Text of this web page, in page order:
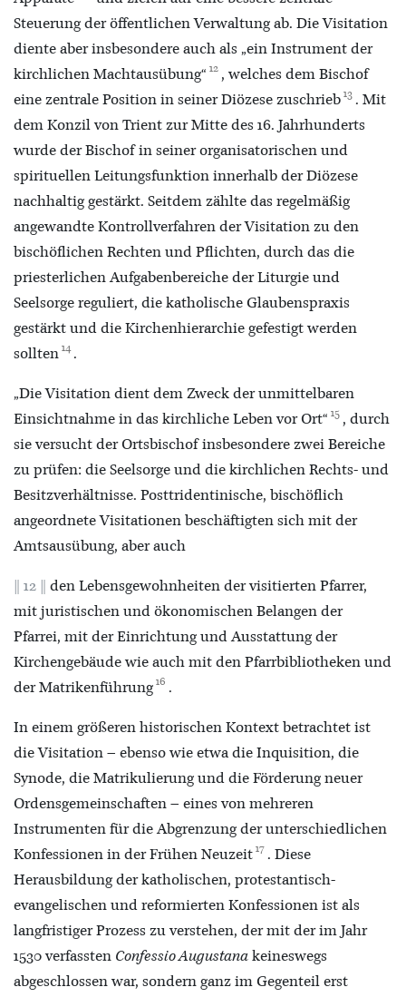
Steuerung der öffentlichen Verwaltung ab. Die Visitation
diente aber insbesondere auch als „ein Instrument der
kirchlichen Machtausübung“ 12 , welches dem Bischof
eine zentrale Position in seiner Diözese zuschrieb 13 . Mit
dem Konzil von Trient zur Mitte des 16. Jahrhunderts
wurde der Bischof in seiner organisatorischen und
spirituellen Leitungsfunktion innerhalb der Diözese
nachhaltig gestärkt. Seitdem zählte das regelmäßig
angewandte Kontrollverfahren der Visitation zu den
bischöflichen Rechten und Pflichten, durch das die
priesterlichen Aufgabenbereiche der Liturgie und
Seelsorge reguliert, die katholische Glaubenspraxis
gestärkt und die Kirchenhierarchie gefestigt werden
sollten 14 .
„Die Visitation dient dem Zweck der unmittelbaren
Einsichtnahme in das kirchliche Leben vor Ort“ 15 , durch
sie versucht der Ortsbischof insbesondere zwei Bereiche
zu prüfen: die Seelsorge und die kirchlichen Rechts- und
Besitzverhältnisse. Posttridentinische, bischöflich
angeordnete Visitationen beschäftigten sich mit der
Amtsausübung, aber auch
12
den Lebensgewohnheiten der visitierten Pfarrer,
mit juristischen und ökonomischen Belangen der
Pfarrei, mit der Einrichtung und Ausstattung der
Kirchengebäude wie auch mit den Pfarrbibliotheken und
der Matrikenführung 16 .
In einem größeren historischen Kontext betrachtet ist
die Visitation – ebenso wie etwa die Inquisition, die
Synode, die Matrikulierung und die Förderung neuer
Ordensgemeinschaften – eines von mehreren
Instrumenten für die Abgrenzung der unterschiedlichen
Konfessionen in der Frühen Neuzeit 17 . Diese
Herausbildung der katholischen, protestantisch-
evangelischen und reformierten Konfessionen ist als
langfristiger Prozess zu verstehen, der mit der im Jahr
1530 verfassten Confessio Augustana keineswegs
abgeschlossen war, sondern ganz im Gegenteil erst